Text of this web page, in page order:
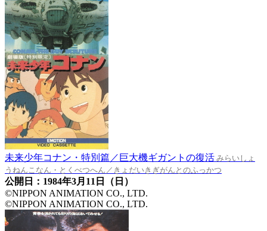
未来少年コナン・特別篇／巨大機ギガントの復活 みらいしょ
うねんこなん・とくべつへん／きょだいきぎがんとのふっかつ
公開日：1984年3月11日（日）
©NIPPON ANIMATION CO., LTD.
©NIPPON ANIMATION CO., LTD.